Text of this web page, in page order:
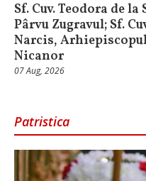
Sf. Cuv. Teodora de
Pârvu Zugravul; Sf.
Narcis,
Nicanor
07 Aug, 2026
Patristica